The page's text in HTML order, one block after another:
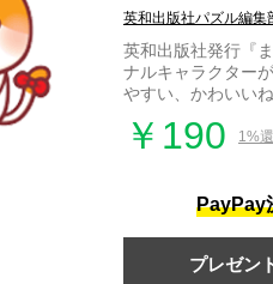
英和出版社パズル編集
英和出版社発行『
ナルキャラクター
やすい、かわいい
￥190 1%
PayPay
プレゼン